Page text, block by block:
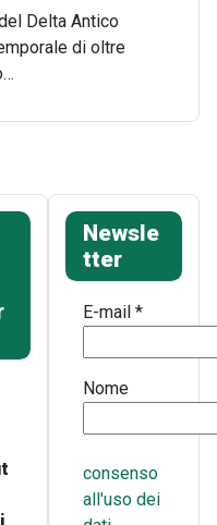
Delta Antico
di oltre
Newsle
tter
E-mail*
Nome
consenso
all'uso dei